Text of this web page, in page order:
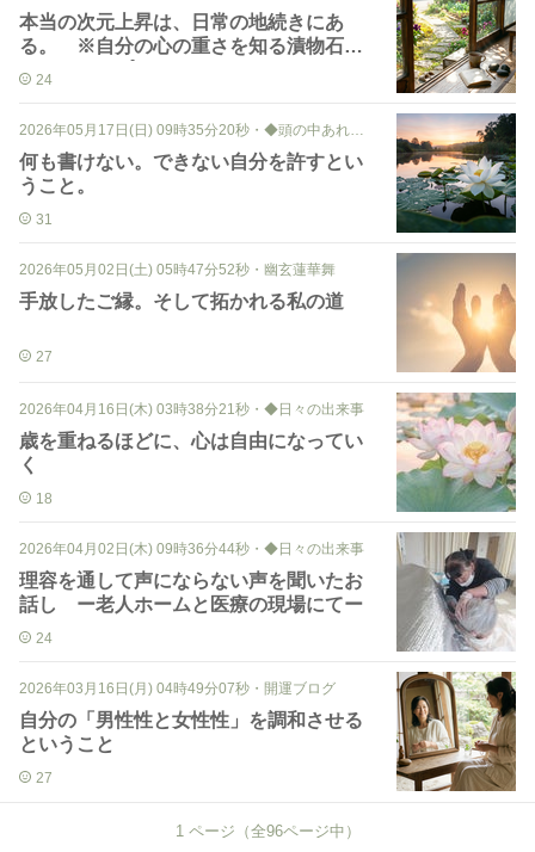
本当の次元上昇は、日常の地続きにあ
る。 ※自分の心の重さを知る漬物石ワ
ークもアップしてみました。
24
2026年05月17日(日) 09時35分20秒 ・ ◆頭の中あれこれ
何も書けない。できない自分を許すとい
うこと。
31
2026年05月02日(土) 05時47分52秒 ・ 幽玄蓮華舞
手放したご縁。そして拓かれる私の道
27
2026年04月16日(木) 03時38分21秒 ・ ◆日々の出来事
歳を重ねるほどに、心は自由になってい
く
18
2026年04月02日(木) 09時36分44秒 ・ ◆日々の出来事
理容を通して声にならない声を聞いたお
話し ー老人ホームと医療の現場にてー
24
2026年03月16日(月) 04時49分07秒 ・ 開運ブログ
自分の「男性性と女性性」を調和させる
ということ
27
1ページ（全96ページ中）